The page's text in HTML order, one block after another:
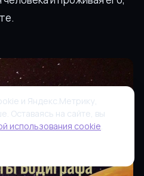
и Яндекс.Метрику,
Оставаясь на сайте, вы
использования cookie.